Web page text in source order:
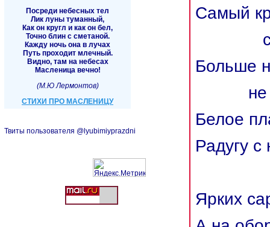
Посреди небесных тел
Лик луны туманный,
Как он кругл и как он бел,
Точно блин с сметаной.
Кажду ночь она в лучах
Путь проходит млечный.
Видно, там на небесах
Масленица вечно!
(М.Ю Лермонтов)
СТИХИ ПРО МАСЛЕНИЦУ
Твиты пользователя @lyubimiyprazdni
Самый
Больше
не
Белое
Радугу с
Ярких